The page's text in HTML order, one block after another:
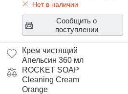
Нет в наличии
Сообщить о
поступлении
Крем чистящий
Апельсин 360 мл
ROCKET SOAP
Cleaning Cream
Orange